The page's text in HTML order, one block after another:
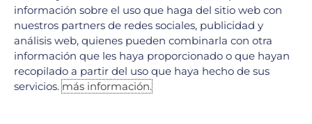
información sobre el uso que haga del sitio web con
nuestros partners de redes sociales, publicidad y
análisis web, quienes pueden combinarla con otra
información que les haya proporcionado o que hayan
recopilado a partir del uso que haya hecho de sus
servicios.más información.